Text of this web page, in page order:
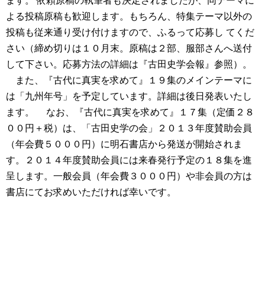
よる投稿原稿も歓迎します。もちろん、特集テーマ以外の
投稿も従来通り受け付けますので、ふるって応募し てくだ
さい（締め切りは１０月末。原稿は２部、服部さんへ送付
して下さい。応募方法の詳細は『古田史学会報』参照）。
また、『古代に真実を求めて』１９集のメインテーマに
は「九州年号」を予定しています。詳細は後日発表いたし
ます。
なお、『古代に真実を求めて』１７集（定価２８
００円＋税）は、「古田史学の会」２０１３年度賛助会員
（年会費５０００円）に明石書店から発送が開始されま
す。２０１４年度賛助会員には来春発行予定の１８集を進
呈します。一般会員（年会費３０００円）や非会員の方は
書店にてお求めいただければ幸いです。